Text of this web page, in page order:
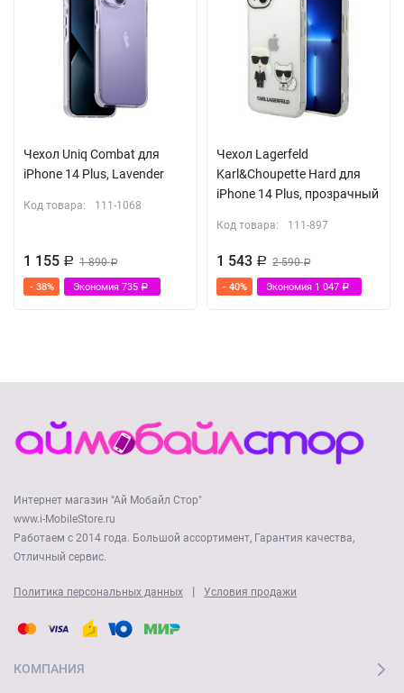
Чехол Uniq Combat для
iPhone 14 Plus, Lavender
Код товара: 111-1068
1 155 Р 1 890Р
- 38% Экономия 735 Р
Чехол Lagerfeld
Karl&Choupette Hard для
iPhone 14 Plus, прозрачный
Код товара: 111-897
1 543 Р 2 590Р
- 40% Экономия 1 047 Р
Интернет магазин "Ай Мобайл Стор"
www.i-MobileStore.ru
Работаем с 2014 года. Большой ассортимент, Гарантия качества,
Отличный сервис.
Политика персональных данных | Условия продажи
КОМПАНИЯ